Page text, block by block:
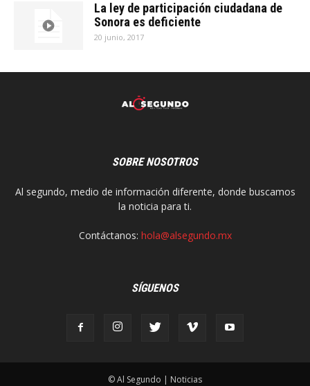
La ley de participación ciudadana de
Sonora es deficiente
20 junio, 2017
SOBRE NOSOTROS
Al segundo, medio de información diferente, donde buscamos
la noticia para ti.
Contáctanos: hola@alsegundo.mx
SÍGUENOS
© Al Segundo | Noticias